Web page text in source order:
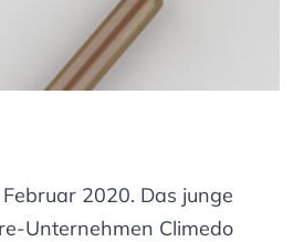
2020. Das junge
Unternehmen Climedo